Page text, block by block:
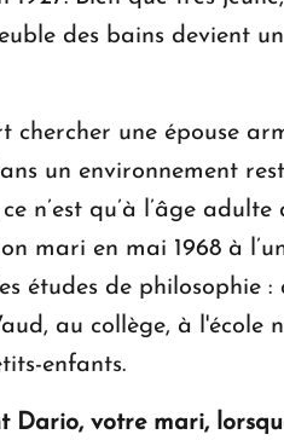
des bains devient
chercher une épouse
un environnement
n’est qu’à l’âge
mari en mai 1968 à
études de philosophie
au collège, à l'école
enfants.
Dario, votre mari,